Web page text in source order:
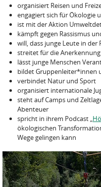
organisiert Reisen und
engagiert sich für Ökologie
ist mit der Aktion
kämpft gegen Rassismus
will, dass junge Leute in
streitet für die
lässt junge Menschen
bildet Gruppenleiter*innen
verbindet Natur und Sport
organisiert internationale
steht auf Camps und
Abenteuer
spricht in ihrem Podcast „
ökologischen
Wege gelingen kann